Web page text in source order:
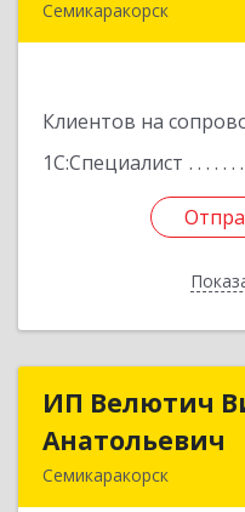
Семикаракорск
Клиентов на
1С:Специалист
ИП Велютич
Анатольевич
Семикаракорск
ИП